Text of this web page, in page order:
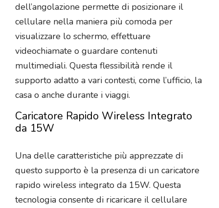
dell’angolazione permette di posizionare il
cellulare nella maniera più comoda per
visualizzare lo schermo, effettuare
videochiamate o guardare contenuti
multimediali. Questa flessibilità rende il
supporto adatto a vari contesti, come l’ufficio, la
casa o anche durante i viaggi.
Caricatore Rapido Wireless Integrato
da 15W
Una delle caratteristiche più apprezzate di
questo supporto è la presenza di un caricatore
rapido wireless integrato da 15W. Questa
tecnologia consente di ricaricare il cellulare